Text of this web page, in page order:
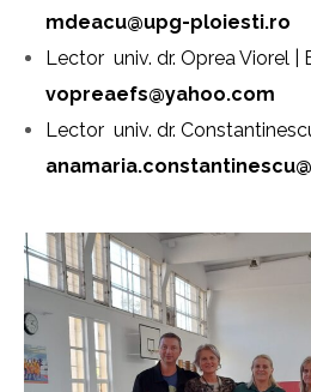
mdeacu@upg-ploiesti.ro
Lector univ. dr. Oprea Viorel |
vopreaefs@yahoo.com
Lector univ. dr.